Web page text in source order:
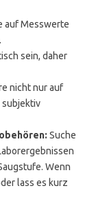
auf Messwerte
sein, daher
nicht nur auf
subjektiv
Suche
Wenn
lass es kurz